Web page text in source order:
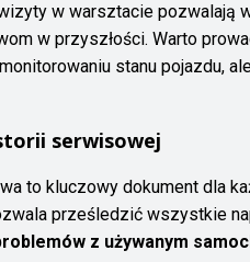
w warsztacie pozwalają
w przyszłości. Warto
stanu pojazdu,
serwisowej
to kluczowy dokument dla
prześledzić wszystkie
z używanym